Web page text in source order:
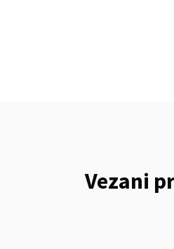
Vezani